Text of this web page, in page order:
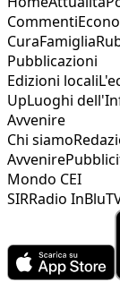
Commenti
CuraFamiglia
Pubblicazioni
Edizioni locali
UpLuoghi
Avvenire
Chi siamo
Avvenire
Mondo CEI
SIRRadio InBlu